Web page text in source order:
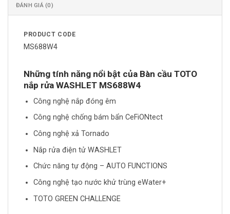
ĐÁNH GIÁ (0)
PRODUCT CODE
MS688W4
Những tính năng nổi bật của Bàn cầu TOTO
nắp rửa WASHLET MS688W4
Công nghệ nắp đóng êm
Công nghệ chống bám bẩn CeFiONtect
Công nghệ xả Tornado
Nắp rửa điện tử WASHLET
Chức năng tự động – AUTO FUNCTIONS
Công nghệ tạo nước khử trùng eWater+
TOTO GREEN CHALLENGE